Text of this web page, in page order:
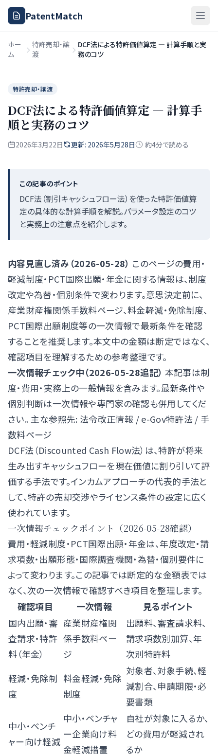
PatentMatch
ホー
ム
特許売却・譲
渡
DCF法による特許価値算定 — 計算手順と実
務のコツ
特許売却・譲渡
DCF法による特許価値算定 — 計算手
順と実務のコツ
2026年3月22日 更新: 2026年5月28日 約4分で読める
この記事のポイント
DCF法（割引キャッシュフロー法）を使った特許価値算
定の具体的な計算手順を解説。パラメータ設定のコツ
と実務上の注意点を紹介します。
内容見直し済み（2026-05-28） このページの費用・
軽減制度・PCT国際出願・年金に関する情報は、制度
改定や為替・個別条件で変わります。意思決定前に、
産業財産権関係手数料ページ、料金軽減・免除制度、
PCT国際出願制度等の一次情報で最新条件を確認
することを推奨します。本文中の金額は断定ではなく、
確認項目を理解するための参考整理です。
一次情報チェック中（2026-05-28追記） 本記事は制
度・費用・実務上の一般情報を含みます。最新条件や
個別判断は一次情報や専門家の確認も併用してくだ
さい。 主な参照先: 法令改正情報 /e-Gov特許法/ 手
数料ページ
DCF法（Discounted Cash Flow法）は、特許が将来
生み出すキャッシュフローを現在価値に割り引いて評
価する手法です。インカムアプローチの代表的手法と
して、特許の売却交渉やライセンス条件の設定に広く
使われています。
一次情報チェックポイント（2026-05-28確認）
費用・軽減制度・PCT国際出願・年金は、年度改定・請
求項数・出願形態・国際調査機関・為替・個別要件に
よって変わります。この記事では断定的な金額表では
なく、次の一次情報で確認すべき項目を整理します。
確認項目
一次情報
見るポイント
国内出願・審
査請求・特許
料（年金）
産業財産権関
係手数料ペー
ジ
出願料、審査請求料、
請求項数別加算、年
次別特許料
軽減・免除制
度
料金軽減・免除
制度
対象者、対象手続、軽
減割合、申請期限・必
要書類
中小・ベンチ
ャー向け軽減
中小・ベンチャ
ー企業向け料
金軽減措置
自社が対象に入るか、
どの費用が軽減され
るか